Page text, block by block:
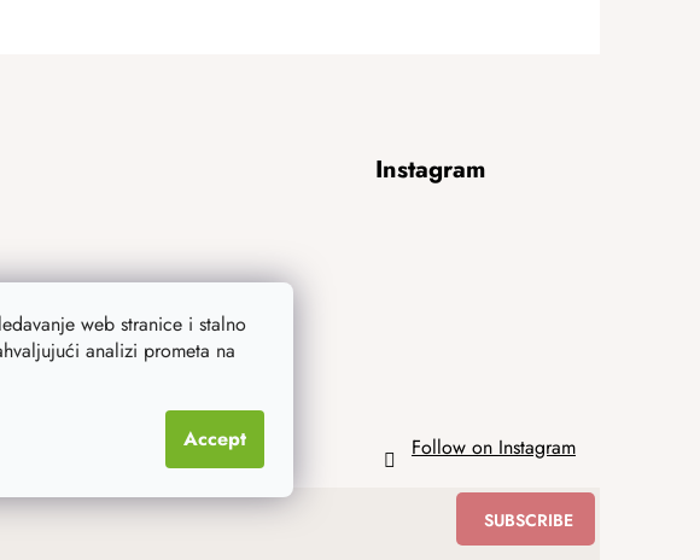
web stranice i stalno
analizi prometa na
Accept
Instagram
Follow on Instagram
SUBSCRIBE